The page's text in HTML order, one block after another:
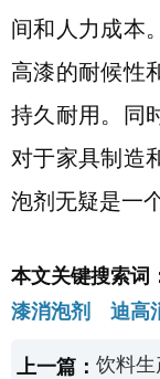
间和人力成本
高漆的耐候性
持久耐用。同
对于家具制造
泡剂无疑是一
本文关键搜索词
漆消泡剂 迪高
上一篇：